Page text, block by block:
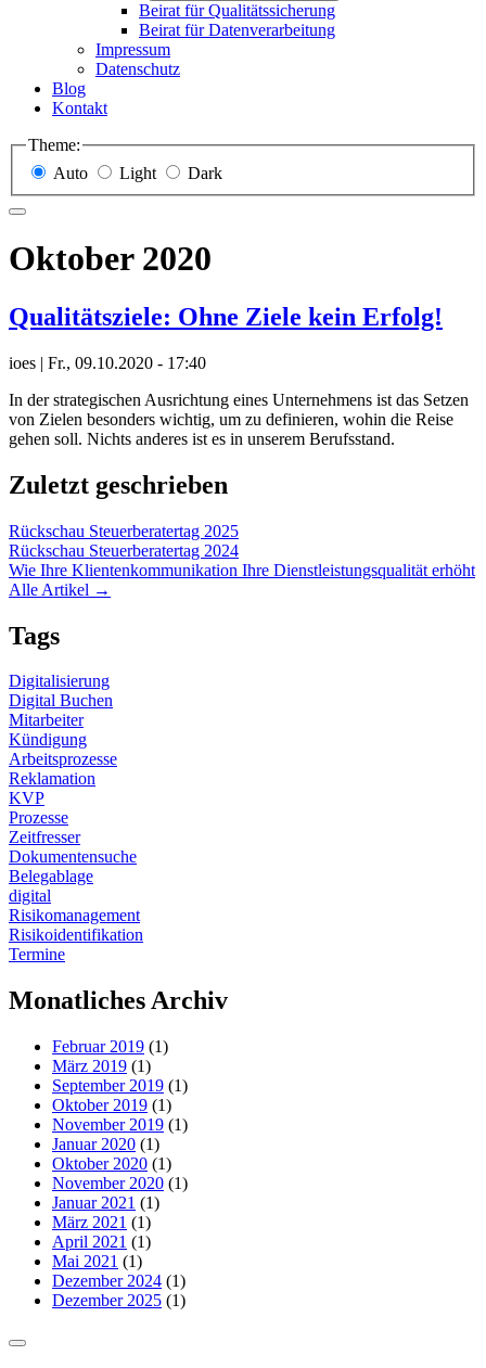
Beirat für Qualitätssicherung
Beirat für Datenverarbeitung
Impressum
Datenschutz
Blog
Kontakt
Theme:
Auto
Light Dark
Oktober 2020
Qualitätsziele: Ohne Ziele kein Erfolg!
ioes | Fr., 09.10.2020 - 17:40
In der strategischen Ausrichtung eines Unternehmens ist das Setzen
von Zielen besonders wichtig, um zu definieren, wohin die Reise
gehen soll. Nichts anderes ist es in unserem Berufsstand.
Zuletzt geschrieben
Rückschau Steuerberatertag 2025
Rückschau Steuerberatertag 2024
Wie Ihre Klientenkommunikation Ihre Dienstleistungsqualität erhöht
Alle Artikel →
Tags
Digitalisierung
Digital Buchen
Mitarbeiter
Kündigung
Arbeitsprozesse
Reklamation
KVP
Prozesse
Zeitfresser
Dokumentensuche
Belegablage
digital
Risikomanagement
Risikoidentifikation
Termine
Monatliches Archiv
Februar 2019 (1)
März 2019 (1)
September 2019 (1)
Oktober 2019 (1)
November 2019 (1)
Januar 2020 (1)
Oktober 2020 (1)
November 2020 (1)
Januar 2021 (1)
März 2021 (1)
April 2021 (1)
Mai 2021 (1)
Dezember 2024 (1)
Dezember 2025 (1)